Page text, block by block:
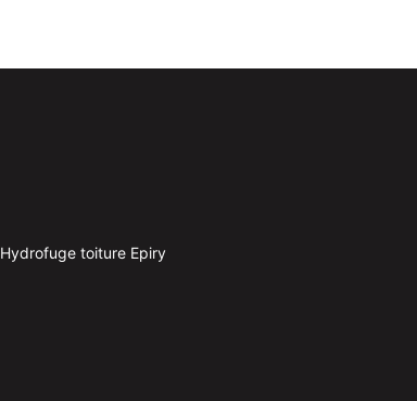
Hydrofuge toiture Epiry